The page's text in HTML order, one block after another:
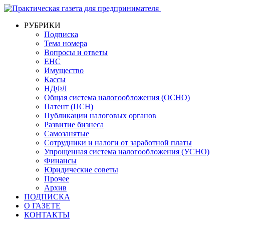
РУБРИКИ
Подписка
Тема номера
Вопросы и ответы
ЕНС
Имущество
Кассы
НДФЛ
Общая система налогообложения (ОСНО)
Патент (ПСН)
Публикации налоговых органов
Развитие бизнеса
Самозанятые
Сотрудники и налоги от заработной платы
Упрощенная система налогообложения (УСНО)
Финансы
Юридические советы
Прочее
Архив
ПОДПИСКА
О ГАЗЕТЕ
КОНТАКТЫ